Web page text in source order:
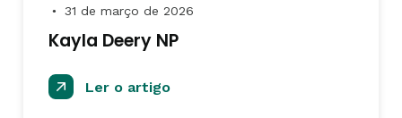
● 31 de março de 2026
Kayla Deery NP
Ler o artigo